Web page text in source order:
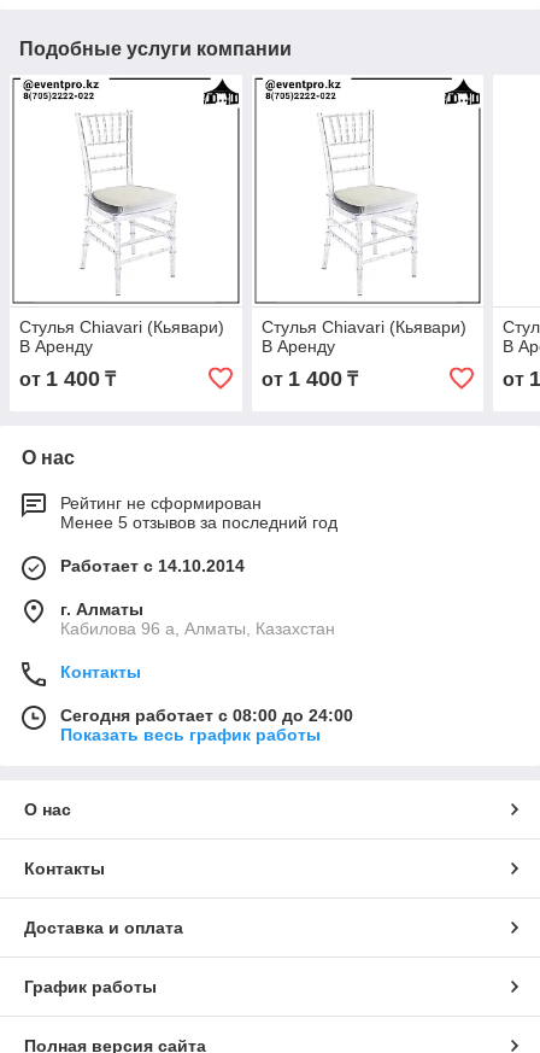
Подобные услуги компании
Стулья Chiavari (Кьявари)
В Аренду
от 1 400 ₸
Стулья Chiavari (Кьявари)
В Аренду
от 1 400₸
В
от
О нас
Рейтинг не сформирован
Менее 5 отзывов за последний год
Работает с 14.10.2014
г. Алматы
Кабилова 96 а, Алматы, Казахстан
Контакты
Сегодня работает с 08:00 до 24:00
Показать весь график работы
О нас
Контакты
Доставка и оплата
График работы
Полная версия сайта